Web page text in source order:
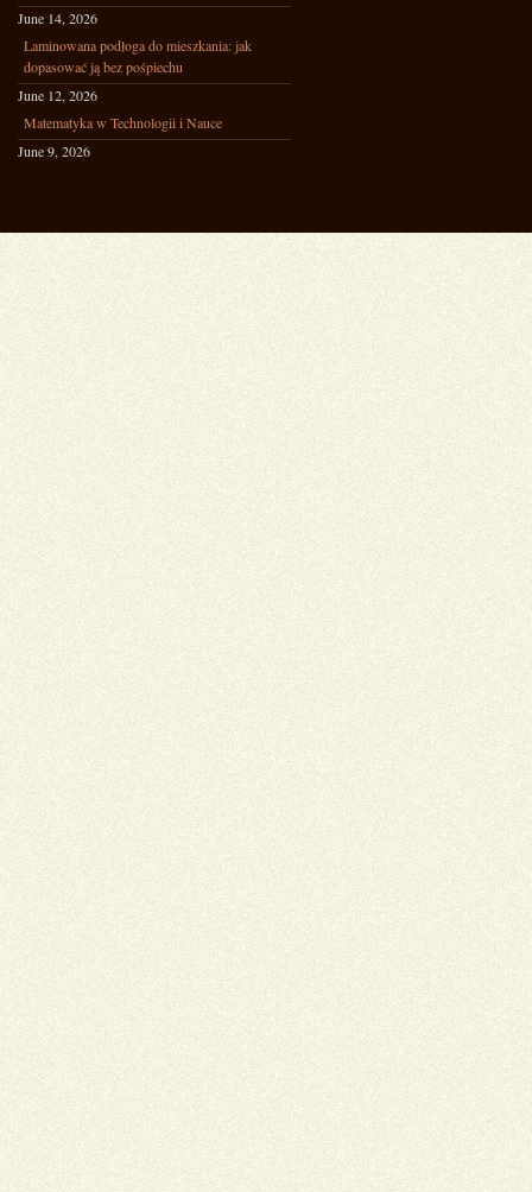
June 14, 2026
Laminowana podłoga do mieszkania: jak
dopasować ją bez pośpiechu
June 12, 2026
Matematyka w Technologii i Nauce
June 9, 2026